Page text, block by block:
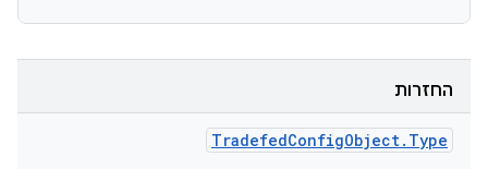
החזרות
TradefedConfigObject. Type